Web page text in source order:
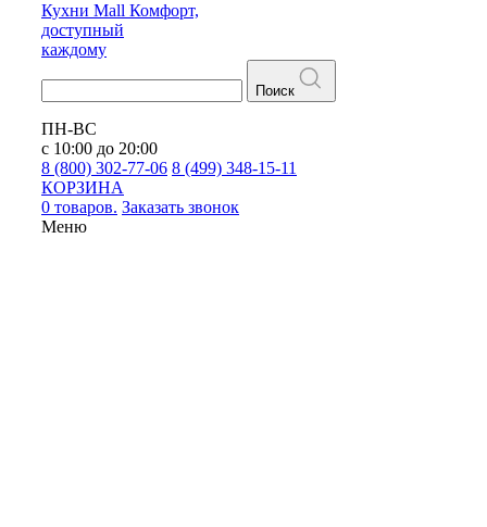
Кухни Mall Комфорт,
доступный
каждому
Поиск
ПН-ВС
с 10:00 до 20:00
8 (800) 302-77-06 8 (499) 348-15-11
КОРЗИНА
0 товаров. Заказать звонок
Меню